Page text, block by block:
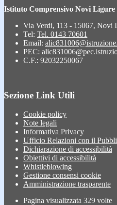
Istituto Comprensivo Novi Ligure
Via Verdi, 113 - 15067, Novi
Tel: Tel. 0143 70601
Email:
PEC:
C.F.: 92032250067
Sezione Link Utili
Cookie policy
Note legali
Informativa Privacy
Ufficio Relazioni con il
Dichiarazione di accessibilità
Obiettivi di accessibilità
Whistleblowing
Gestione consensi cookie
Amministrazione trasparente
Pagina visualizzata 329 volte